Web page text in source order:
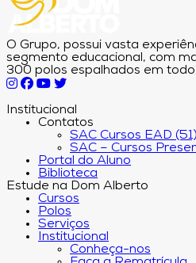
O Grupo, possui vasta
segmento educacional, com
300 polos espalhados em todo
Institucional
Contatos
SAC Cursos EAD
SAC – Cursos
Portal do Aluno
Biblioteca
Estude na Dom Alberto
Cursos
Polos
Serviços
Institucional
Conheça-nos